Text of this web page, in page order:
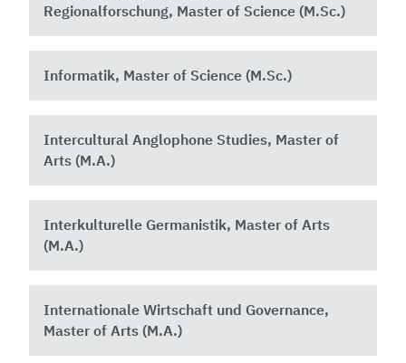
Regionalforschung, Master of Science (M.Sc.)
Informatik, Master of Science (M.Sc.)
Intercultural Anglophone Studies, Master of
Arts (M.A.)
Interkulturelle Germanistik, Master of Arts
(M.A.)
Internationale Wirtschaft und Governance,
Master of Arts (M.A.)